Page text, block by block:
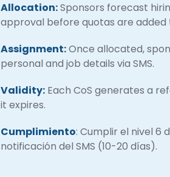
Allocation:Sponsors forecast
approval before quotas are
Assignment:Once allocated,
personal and job details via SMS.
Validity: Each CoS generates a
it expires.
Cumplimiento: Cumplir el nivel 6
notificación del SMS (10-20 días).